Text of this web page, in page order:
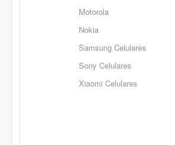
Motorola
Nokia
Samsung Celulares
Sony Celulares
Xiaomi Celulares